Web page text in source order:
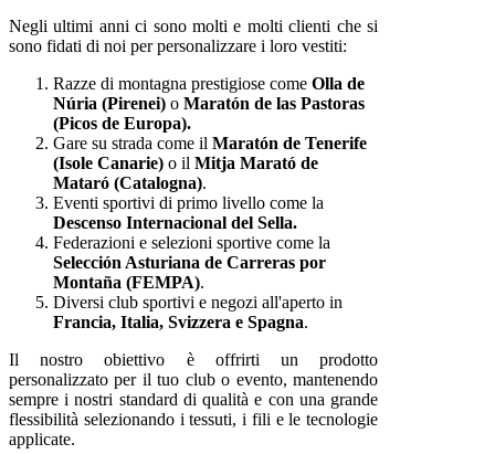
Negli ultimi anni ci sono molti e molti clienti che si
sono fidati di noi per personalizzare i loro vestiti:
Razze di montagna prestigiose come Olla de
Núria (Pirenei) o Maratón de las Pastoras
(Picos de Europa).
Gare su strada come il Maratón de Tenerife
(Isole Canarie) o il Mitja Marató de
Mataró (Catalogna).
Eventi sportivi di primo livello come la
Descenso Internacional del Sella.
Federazioni e selezioni sportive come la
Selección Asturiana de Carreras por
Montaña (FEMPA).
Diversi club sportivi e negozi all'aperto in
Francia, Italia, Svizzera e Spagna.
Il nostro obiettivo è offrirti un prodotto
personalizzato per il tuo club o evento, mantenendo
sempre i nostri standard di qualità e con una grande
flessibilità selezionando i tessuti, i fili e le tecnologie
applicate.